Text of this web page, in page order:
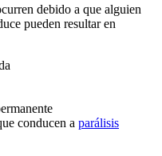
debido a que alguien
pueden resultar en
conducen a parálisis